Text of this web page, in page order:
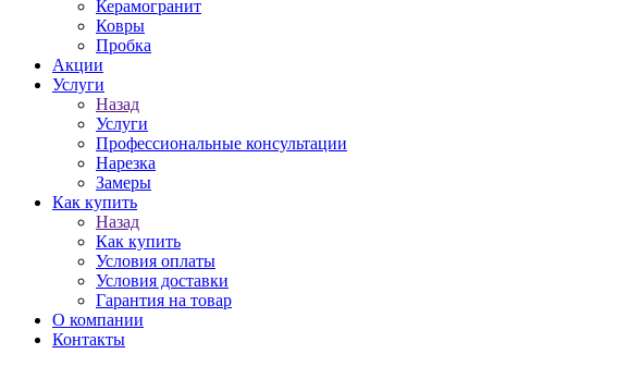
Керамогранит
Ковры
Пробка
Акции
Услуги
Назад
Услуги
Профессиональные консультации
Нарезка
Замеры
Как купить
Назад
Как купить
Условия оплаты
Условия доставки
Гарантия на товар
О компании
Контакты